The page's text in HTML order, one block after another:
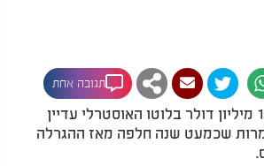
תגובה אחת
פרס ענק בסך 100 מיליון דולר בלוטו האוסטרלי עדיין
שכמעט שנה חלפה מאז ההגרלה